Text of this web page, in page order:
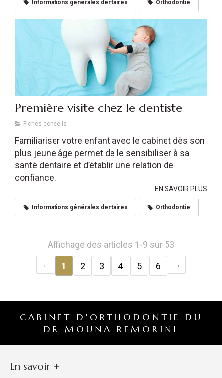
Informations générales dentaires Orthodontie
Première visite chez le dentiste
Fiches conseils
Familiariser votre enfant avec le cabinet dès son
plus jeune âge permet de le sensibiliser à sa
santé dentaire et d’établir une relation de
confiance.
EN SAVOIR PLUS
Informations générales dentaires Orthodontie
Affichage des articles 1-9 sur 53
1 2 3 4 5 6
CABINET D'ORTHODONTIE DU
DR MOUNA REMORINI
En savoir +